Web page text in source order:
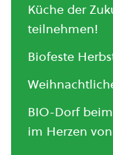
Küche der
teilnehmen!
Biofeste
BIO-Dorf
im Herzen